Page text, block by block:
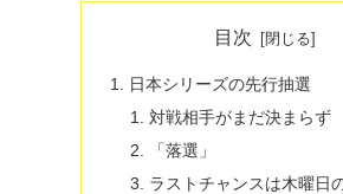
目次
日本シリーズの先行抽選
対戦相手がまだ決まらず
「落選」
ラストチャンスは木曜日